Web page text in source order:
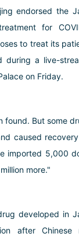
endorsed the
for
to treat its
during a live-
on Friday.
found. But some
caused
imported 5,000
more."
developed in
after Chinese